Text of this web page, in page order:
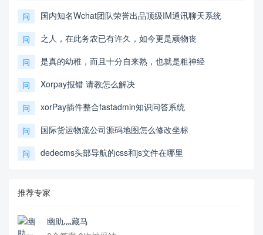
问 国内知名Wchat团队荣誉出品顶级IM通讯聊天系统
问 之人，在此务农已有许久，如今更是顽物丧
问 是真的幼稚，而且十分自来熟，也就是粗神经
问 Xorpay报错 请教怎么解决
问 xorPay插件整合fastadmin知识问答系统
问 国际货运物流公司源码地图怎么修改坐标
问 dedecms头部导航的css和js文件在哪里
推荐专家
幽助灬藏马